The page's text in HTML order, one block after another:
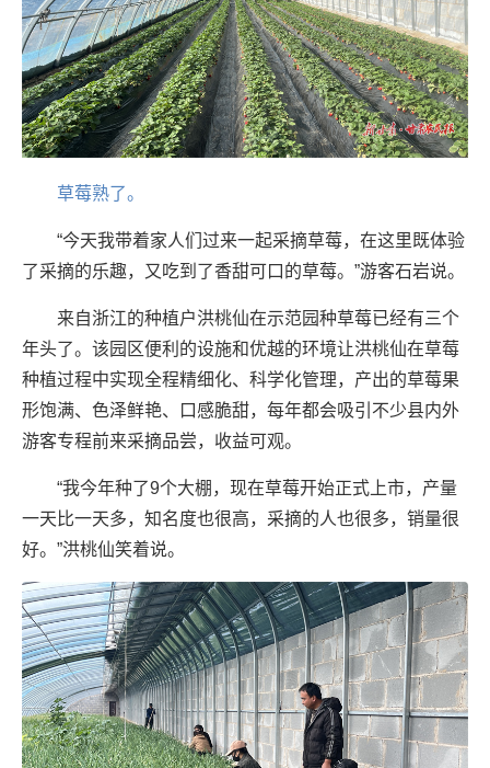
草莓熟了。
“今天我带着家人们过来一起采摘草莓，在这里既体验
了采摘的乐趣，又吃到了香甜可口的草莓。”游客石岩说。
来自浙江的种植户洪桃仙在示范园种草莓已经有三个
年头了。该园区便利的设施和优越的环境让洪桃仙在草莓
种植过程中实现全程精细化、科学化管理，产出的草莓果
形饱满、色泽鲜艳、口感脆甜，每年都会吸引不少县内外
游客专程前来采摘品尝，收益可观。
“我今年种了9个大棚，现在草莓开始正式上市，产量
一天比一天多，知名度也很高，采摘的人也很多，销量很
好。”洪桃仙笑着说。